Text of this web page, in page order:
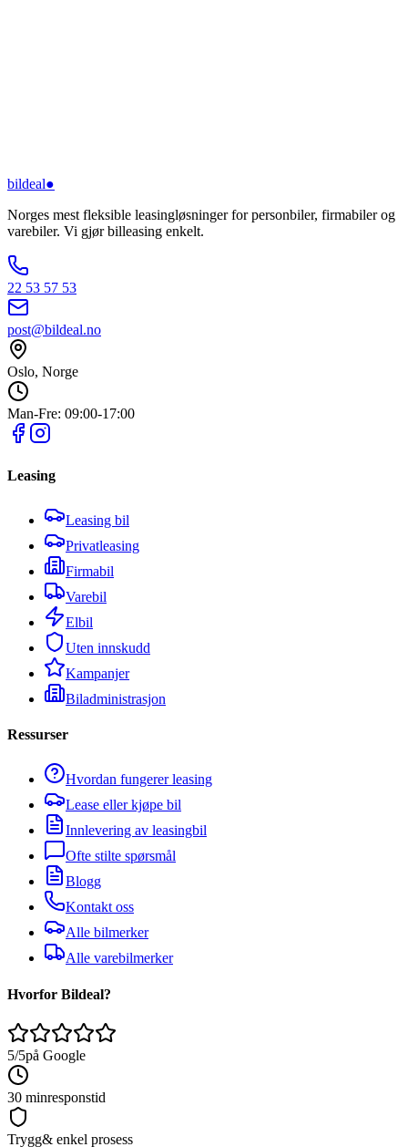
bildeal●
Norges mest fleksible leasingløsninger for personbiler, firmabiler og
varebiler. Vi gjør billeasing enkelt.
22 53 57 53
post@bildeal.no
Oslo, Norge
Man-Fre: 09:00-17:00
Leasing
Leasing bil
Privatleasing
Firmabil
Varebil
Elbil
Uten innskudd
Kampanjer
Biladministrasjon
Ressurser
Hvordan fungerer leasing
Lease eller kjøpe bil
Innlevering av leasingbil
Ofte stilte spørsmål
Blogg
Kontakt oss
Alle bilmerker
Alle varebilmerker
Hvorfor Bildeal?
5/5på Google
30 minresponstid
Trygg& enkel prosess